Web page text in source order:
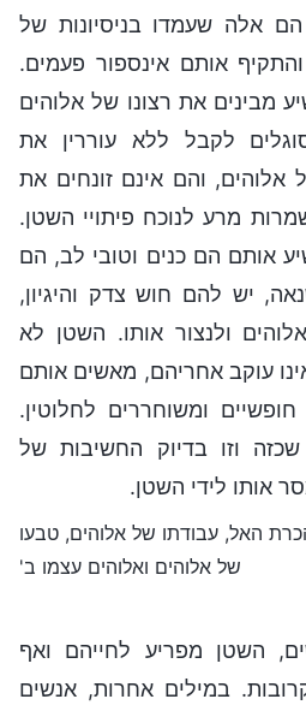
אלה שעמדו בניסיונות של
אותם אינספור פעמים.
מבינים את רצונו של אלוהים
לקבל ללא עוררין את
אלוהים, והם אינם זונחים את
מרע לנוכח פיתויי השטן.
אותם הם כנים וטובי לב, הם
יש להם חוש צדק והיגיון,
ולנצור אותו. השטן לא
עוקב אחריהם, מאשים אותם
ומשוחררים לחלוטין.
וזו בדיוק החשיבות של
אותו לידי השטן.
האל, עבודתו של אלוהים, טבעו
של אלוהים ואלוהים עצמו ב'
השטן מפריע לחייהם ואף
במילים אחרות, אנשים